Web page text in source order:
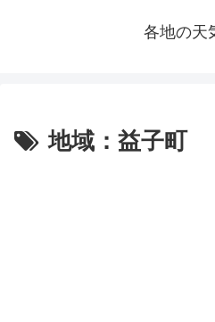
各地の天
地域：益子町